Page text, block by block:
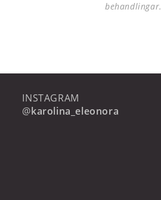
behandlingar.
INSTAGRAM
@karolina_eleonora